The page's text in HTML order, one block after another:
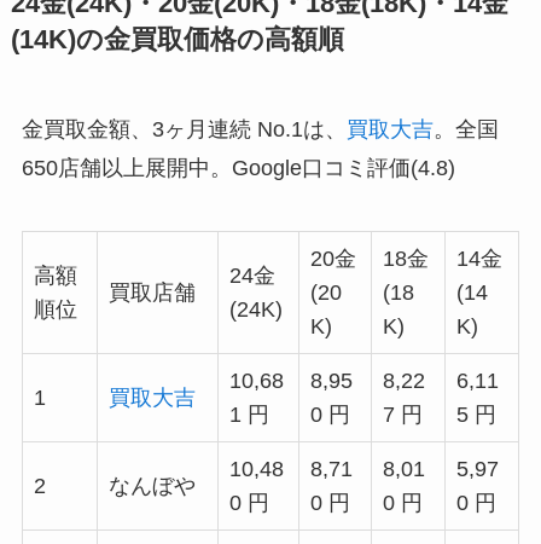
(14K)の金買取価格の高額順
金買取金額、3ヶ月連続 No.1は、 買取大吉。全国
650店舗以上展開中。Google口コミ評価(4.8)
高額
順位
買取店舗
24金
(24K)
20金
(20
K)
18金
(18
K)
14金
(14
K)
1 買取大吉
10,68
1 円
8,95
0 円
8,22
7 円
6,11
5 円
2 なんぼや
10,48
0 円
8,71
0 円
8,01
0 円
5,97
0 円